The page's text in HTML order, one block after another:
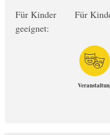
Für Kinder
geeignet:
Für